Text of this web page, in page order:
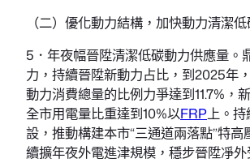
（二）優化動力結構，加快動力清潔
5．年夜幅晉陞清潔低碳動力供應量。
力，持續晉陞新動力占比，到2025年
動力消費總量的比例力爭達到11.7%，
全市用電量比重達到10%以FRP上。
設，推動構建本市“三通道兩落點”特
續擴年夜外電進津規模，穩步晉陞凈外